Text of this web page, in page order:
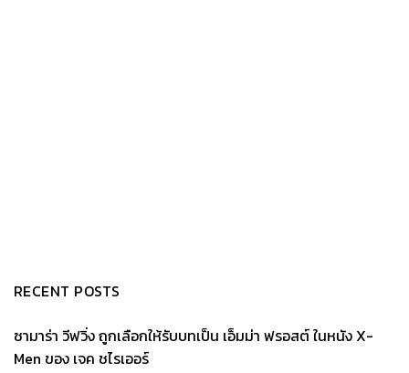
RECENT POSTS
ซามาร่า วีฟวิ่ง ถูกเลือกให้รับบทเป็น เอ็มม่า ฟรอสต์ ในหนัง X-
Men ของ เจค ชไรเออร์